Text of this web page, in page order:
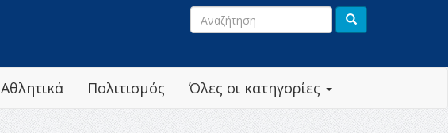
Όλες οι κατηγορίες
Αθλητικά Πολιτισμός